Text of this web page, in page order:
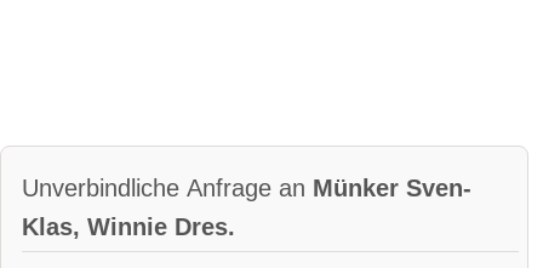
Unverbindliche Anfrage an Münker Sven-
Klas, Winnie Dres.